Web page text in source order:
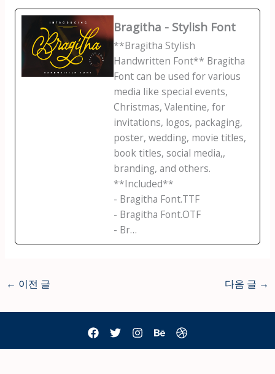
Bragitha - Stylish Font
**Bragitha Stylish
Handwritten Font** Bragitha
Font can be used for various
media like special events,
Christmas, Valentine, for
invitations, logos, packaging,
poster, wedding, movie titles,
book titles, social media,,
branding, and others.
**Included**
- Bragitha Font.TTF
- Bragitha Font.OTF
- Br…
← 이전 글 다음 글 →